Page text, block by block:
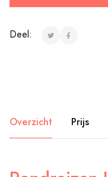
Deel:
Overzicht Prijs